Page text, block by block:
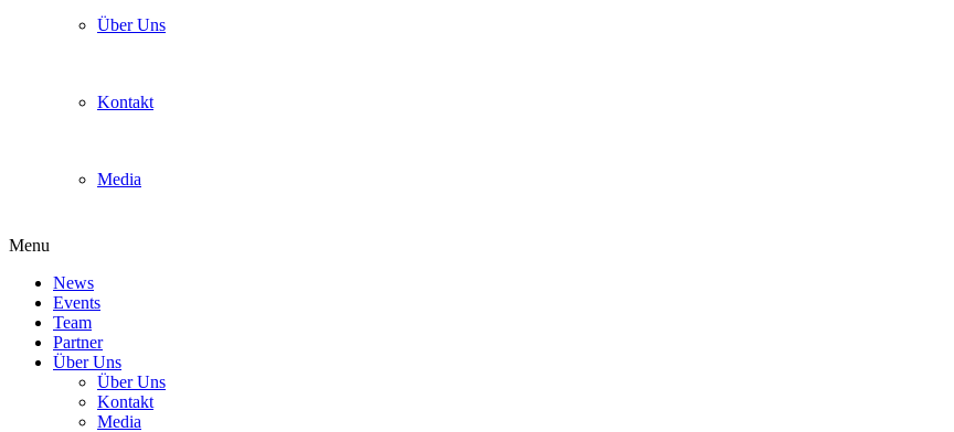
Über Uns
Kontakt
Media
Menu
News
Events
Team
Partner
Über Uns
Über Uns
Kontakt
Media